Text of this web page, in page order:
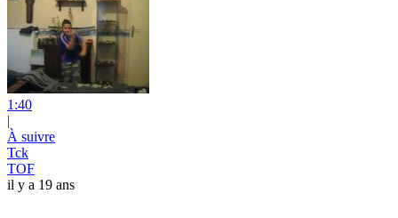
1:40
|
À suivre
Tck
TOF
il y a 19 ans